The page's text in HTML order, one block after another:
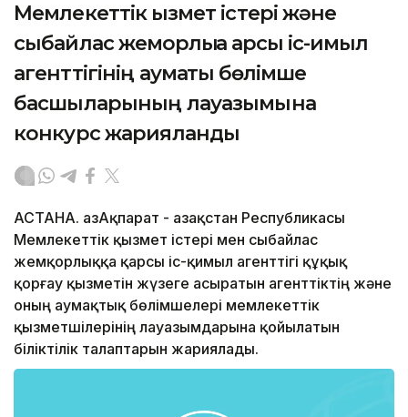
Мемлекеттік қызмет істері және
сыбайлас жемқорлыққа қарсы іс-қимыл
агенттігінің аумақтық бөлімше
басшыларының лауазымына
конкурс жарияланды
АСТАНА. ҚазАқпарат - Қазақстан Республикасы
Мемлекеттік қызмет істері мен сыбайлас
жемқорлыққа қарсы іс-қимыл агенттігі құқық
қорғау қызметін жүзеге асыратын агенттіктің және
оның аумақтық бөлімшелері мемлекеттік
қызметшілерінің лауазымдарына қойылатын
біліктілік талаптарын жариялады.